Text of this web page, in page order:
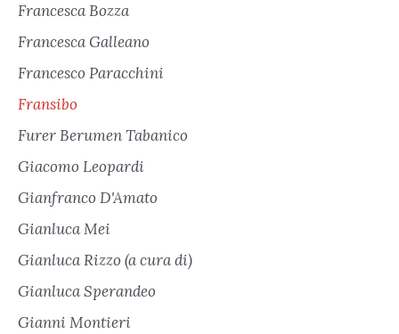
Francesca Bozza
Francesca Galleano
Francesco Paracchini
Fransibo
Furer Berumen Tabanico
Giacomo Leopardi
Gianfranco D'Amato
Gianluca Mei
Gianluca Rizzo (a cura di)
Gianluca Sperandeo
Gianni Montieri